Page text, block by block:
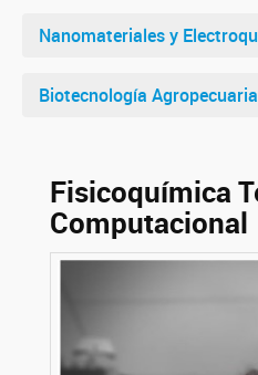
Nanomateriales y
Biotecnología Agropecuaria
Fisicoquímica
Computacional